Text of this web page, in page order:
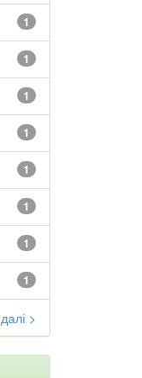
1
1
1
1
1
1
1
1
далі >